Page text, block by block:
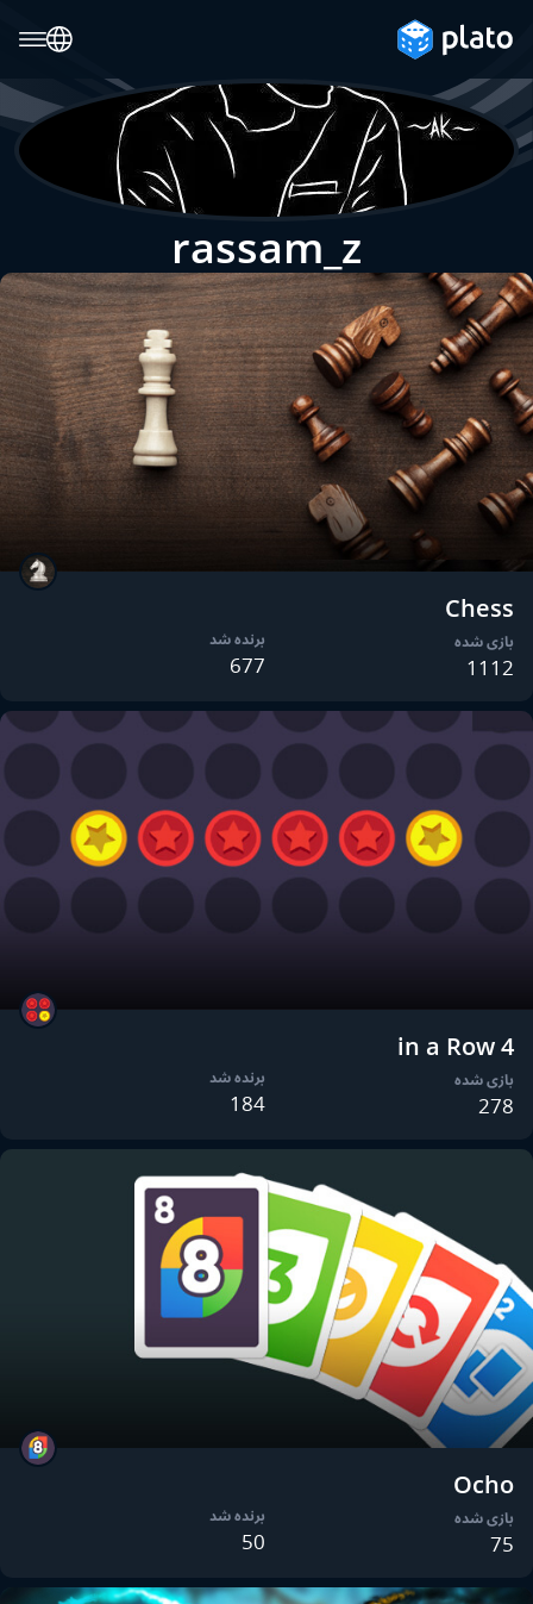
rassam_z
Chess
بازی شده
1112
برنده شد
677
4 in a Row
بازی شده
278
برنده شد
184
Ocho
بازی شده
75
برنده شد
50